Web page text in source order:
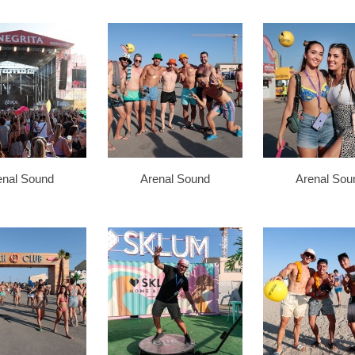
Sound Arenal Sound Arenal